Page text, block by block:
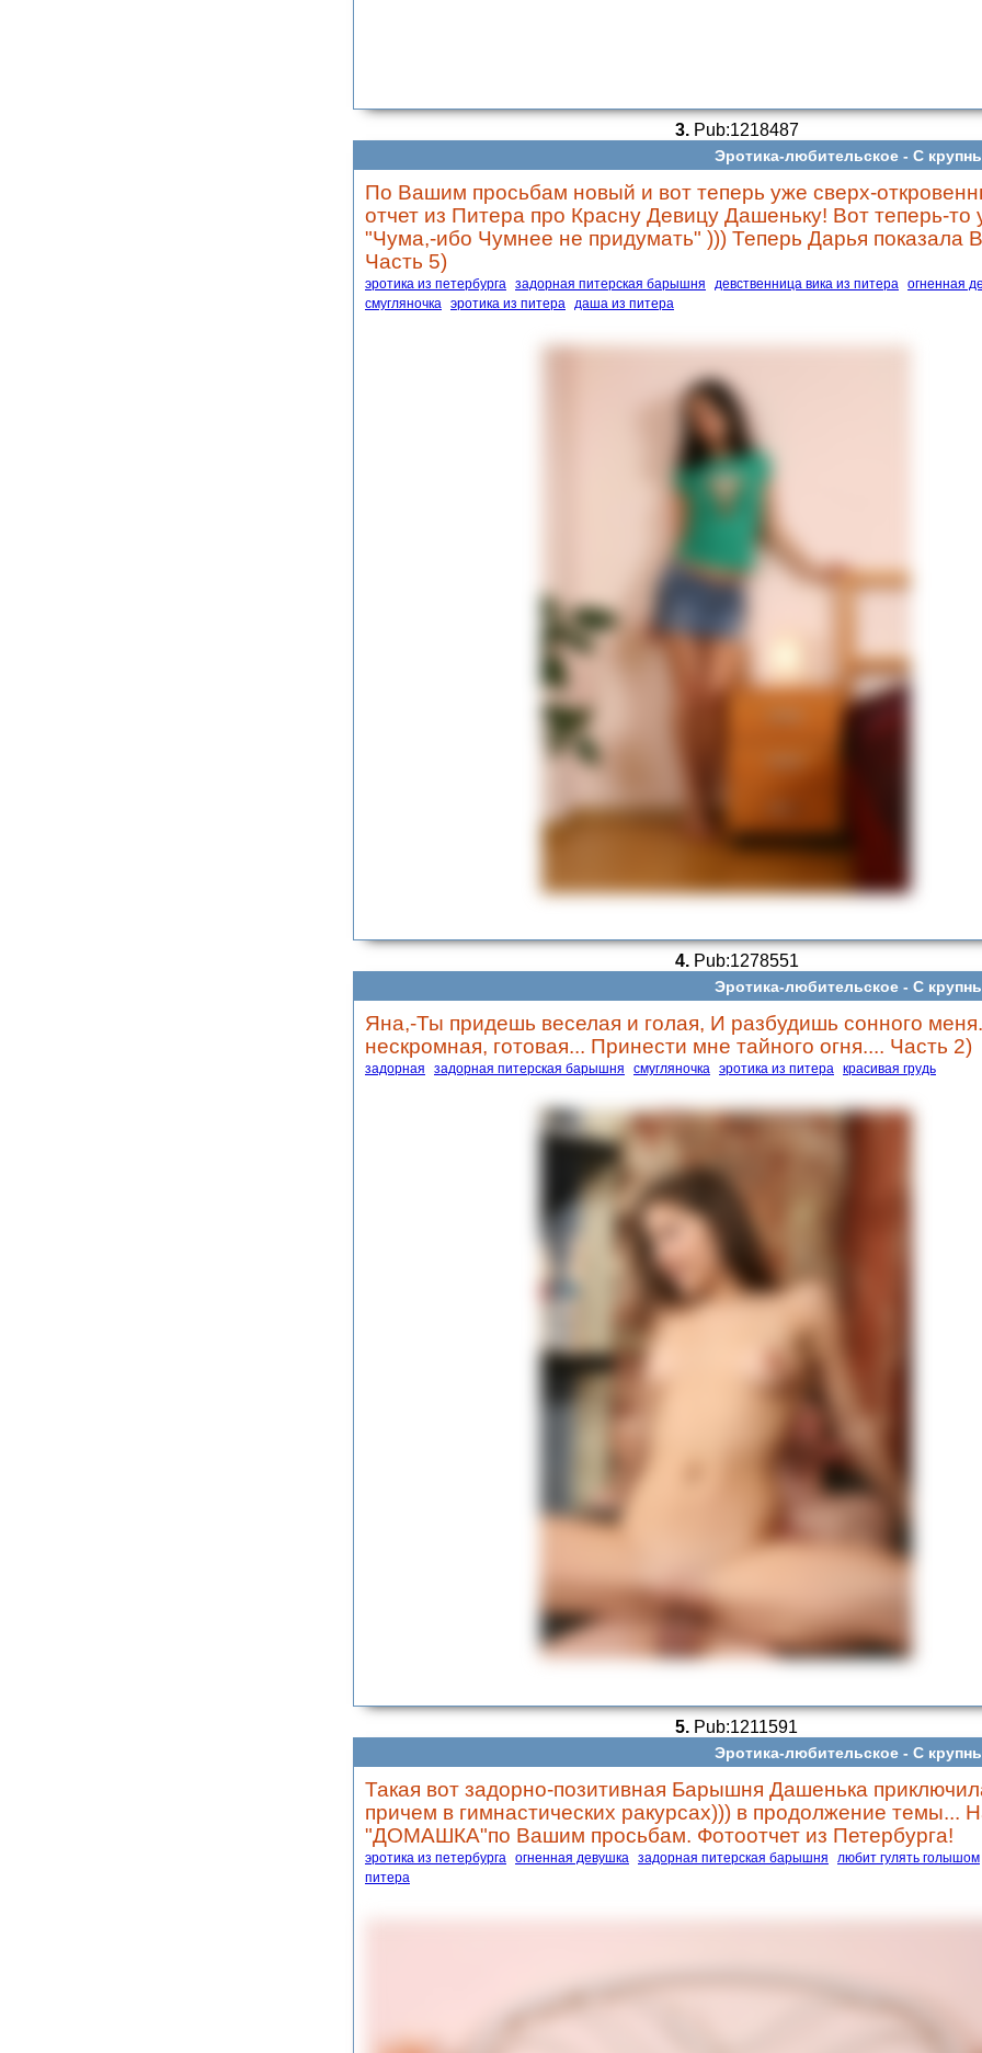
3.Pub:1218487
Эротика-любительское - С
По Вашим просьбам новый и вот теперь уже сверх-
отчет из Питера про Красну Девицу Дашеньку! Вот теперь-то
"Чума,-ибо Чумнее не придумать" ))) Теперь Дарья показала
Часть 5)
эротика из петербурга задорная питерская барышня девственница вика из питера
огненная
смугляночка
эротика из питера даша из питера
4.Pub:1278551
Эротика-любительское - С
Яна,-Ты придешь веселая и голая, И разбудишь сонного
нескромная, готовая... Принести мне тайного огня.... Часть 2)
задорная задорная питерская барышня смугляночка эротика из питера красивая грудь
5. Pub:1211591
Эротика-любительское - С
Такая вот задорно-позитивная Барышня Дашенька
причем в гимнастических ракурсах))) в продолжение темы...
"ДОМАШКА"по Вашим просьбам. Фотоотчет из Петербурга!
эротика из петербурга огненная девушка задорная питерская барышня
любит гулять голышом
питера